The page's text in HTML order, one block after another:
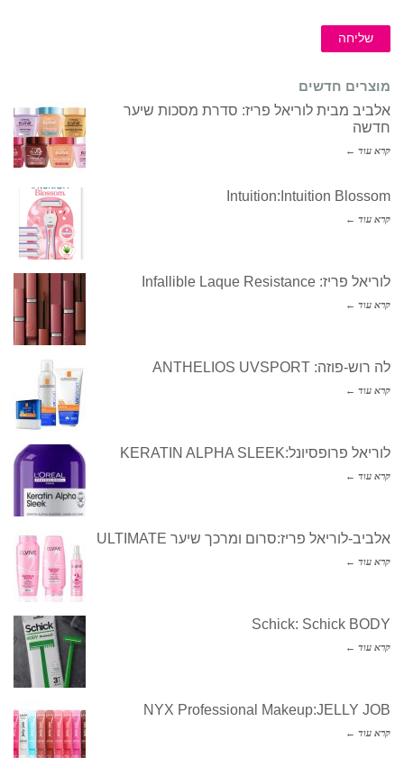
שליחה
מוצרים חדשים
אלביב מבית לוריאל פריז: סדרת מסכות שיער
חדשה
קרא עוד ←
Intuition:Intuition Blossom
קרא עוד ←
לוריאל פריז: Infallible Laque Resistance
קרא עוד ←
לה רוש-פוזה: ANTHELIOS UVSPORT
קרא עוד ←
לוריאל פרופסיונל:KERATIN ALPHA SLEEK
קרא עוד ←
אלביב-לוריאל פריז:סרום ומרכך שיער ULTIMATE
קרא עוד ←
Schick: Schick BODY
קרא עוד ←
NYX Professional Makeup:JELLY JOB
קרא עוד ←